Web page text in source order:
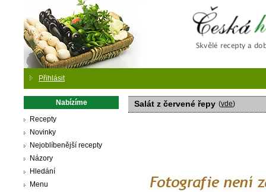
Přihlásit
Nabízíme
Recepty
Novinky
Nejoblíbenější recepty
Názory
Hledání
Menu
Salát z červené řepy (vde)